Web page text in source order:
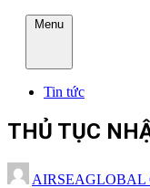
Menu
Tin tức
THỦ TỤC
AIRSEAGLOBAL